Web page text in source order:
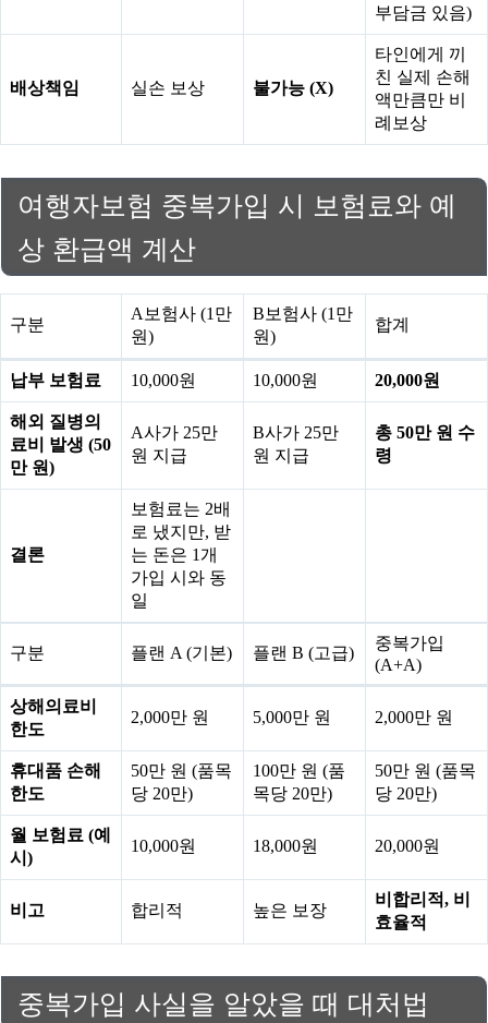
부담금 있음)
배상책임 실손 보상 불가능 (X)
타인에게 끼
친 실제 손해
액만큼만 비
례보상
여행자보험 중복가입 시 보험료와 예
상 환급액 계산
구분
A보험사 (1만
원)
B보험사 (1만
원)
합계
납부 보험료 10,000원 10,000원 20,000원
해외 질병의
료비 발생 (50
만 원)
A사가 25만
원 지급
B사가 25만
원 지급
총 50만 원 수
령
결론
보험료는 2배
로 냈지만, 받
는 돈은 1개
가입 시와 동
일
구분 플랜 A (기본) 플랜 B (고급)
중복가입
(A+A)
상해의료비
한도
2,000만 원 5,000만 원 2,000만 원
휴대품 손해
한도
50만 원 (품목
당 20만)
100만 원 (품
목당 20만)
50만 원 (품목
당 20만)
월 보험료 (예
시)
10,000원 18,000원 20,000원
비고 합리적 높은 보장
비합리적, 비
효율적
중복가입 사실을 알았을 때 대처법